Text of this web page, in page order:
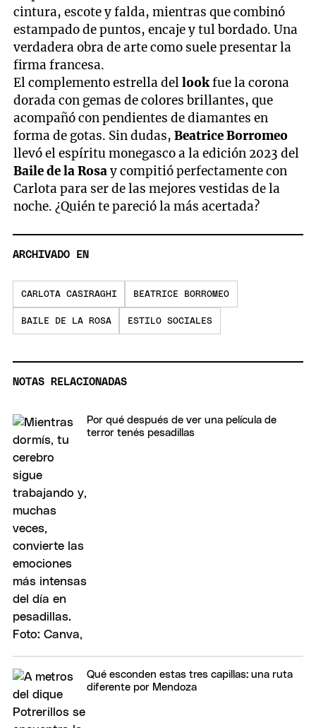
cintura, escote y falda, mientras que combinó
estampado de puntos, encaje y tul bordado. Una
verdadera obra de arte como suele presentar la
firma francesa.
El complemento estrella dellookfue la corona
dorada con gemas de colores brillantes, que
acompañó con pendientes de diamantes en
forma de gotas. Sin dudas,BeatriceBorromeo
llevó el espíritu monegasco a la edición 2023 del
BailedelaRosay compitió perfectamente con
Carlota para ser de las mejores vestidas de la
noche. ¿Quién te pareció la más acertada?
ARCHIVADO EN
CARLOTA CASIRAGHI BEATRICE BORROMEO
BAILE DE LA ROSA ESTILO SOCIALES
NOTAS RELACIONADAS
Por qué después de ver una película de
terror tenés pesadillas
Qué esconden estas tres capillas: una ruta
diferente por Mendoza